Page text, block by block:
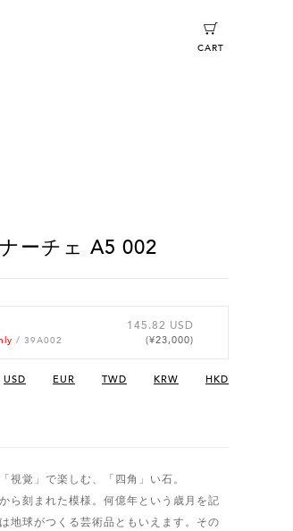
CART
ーチェ A5 002
/ 39A002
145.82 USD
(¥23,000)
USD EUR TWD KRW HKD
視覚」で楽しむ、「四角」い石。
ら刻まれた模様。何億年という歳月を記
地球がつくる芸術品ともいえます。その